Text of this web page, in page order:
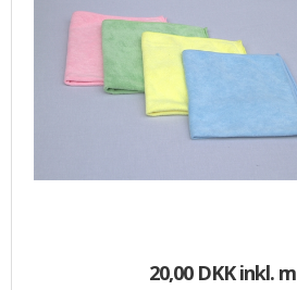
20,00 DKKinkl.